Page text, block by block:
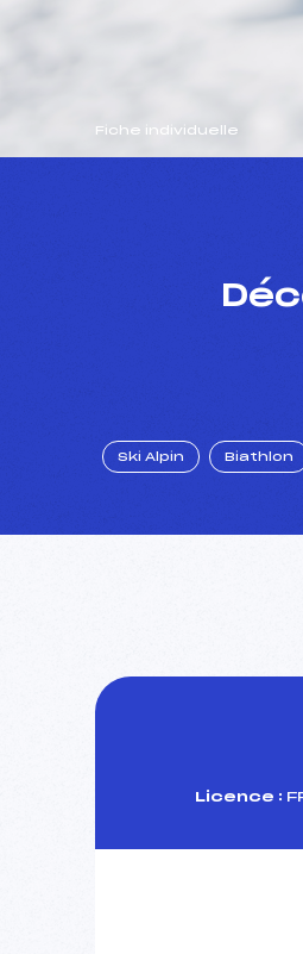
Fiche individuelle
Ski Alpin Biathlon
Licence :